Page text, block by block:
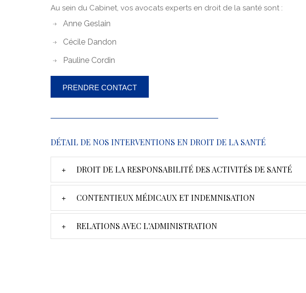
Au sein du Cabinet, vos avocats experts en droit de la santé sont :
Anne Geslain
Cécile Dandon
Pauline Cordin
PRENDRE CONTACT
DÉTAIL DE NOS INTERVENTIONS EN DROIT DE LA SANTÉ
DROIT DE LA RESPONSABILITÉ DES ACTIVITÉS DE SANTÉ
CONTENTIEUX MÉDICAUX ET INDEMNISATION
RELATIONS AVEC L'ADMINISTRATION